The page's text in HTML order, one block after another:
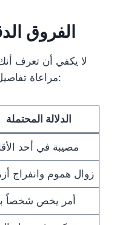
الفروق
لا يكفي أن تعرف
مراعاة تفاصيل الحلم، إذ تختلف الدلالات بحسب:
الدلالة المحتملة
مصيبة في أحد
زوال هموم وانفراج
أمر يخص شخصاً